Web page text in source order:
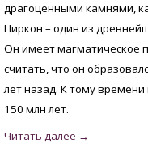
драгоценными камнями,
Циркон – один из
Он имеет магматическое
считать, что он
лет назад. К тому времени
150 млн лет.